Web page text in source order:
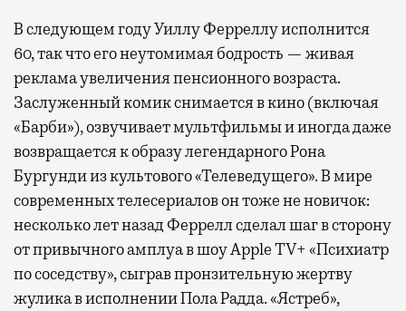
В следующем году Уиллу Ферреллу исполнится
60, так что его неутомимая бодрость — живая
реклама увеличения пенсионного возраста.
Заслуженный комик снимается в кино (включая
«Барби»), озвучивает мультфильмы и иногда даже
возвращается к образу легендарного Рона
Бургунди из культового «Телеведущего». В мире
современных телесериалов он тоже не новичок:
несколько лет назад Феррелл сделал шаг в сторону
от привычного амплуа в шоу Apple TV+ «Психиатр
по соседству», сыграв пронзительную жертву
жулика в исполнении Пола Радда. «Ястреб»,